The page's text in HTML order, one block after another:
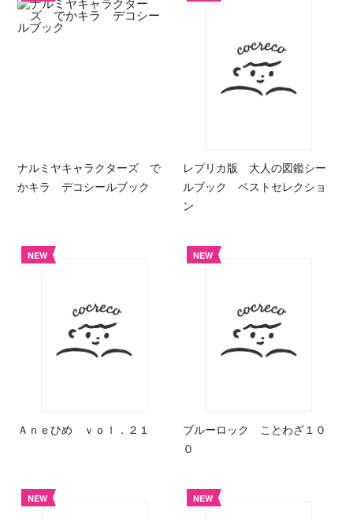
ナルミヤキャラクターズ で
かキラ デコシールブック
レプリカ版 大人の図鑑シー
ルブック ベストセレクショ
ン
NEW
Ａｎｅひめ ｖｏｌ．２１
NEW
ブルーロック ことわざ１０
０
NEW NEW